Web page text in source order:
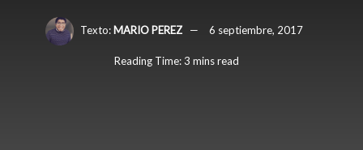
Texto: MARIO PEREZ 6 septiembre, 2017
Reading Time: 3 mins read